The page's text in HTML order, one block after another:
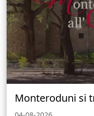
Monteroduni si